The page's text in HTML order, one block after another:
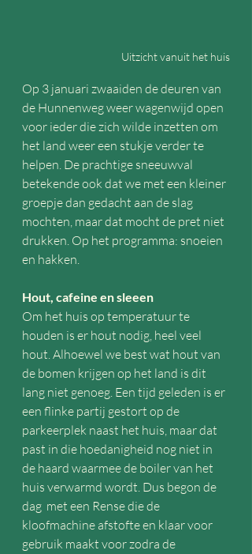
Uitzicht vanuit het huis
Op 3 januari zwaaiden de deuren van
de Hunnenweg weer wagenwijd open
voor ieder die zich wilde inzetten om
het land weer een stukje verder te
helpen. De prachtige sneeuwval
betekende ook dat we met een kleiner
groepje dan gedacht aan de slag
mochten, maar dat mocht de pret niet
drukken. Op het programma: snoeien
en hakken.
Hout, cafeine en sleeen
Om het huis op temperatuur te
houden is er hout nodig, heel veel
hout. Alhoewel we best wat hout van
de bomen krijgen op het land is dit
lang niet genoeg. Een tijd geleden is er
een flinke partij gestort op de
parkeerplek naast het huis, maar dat
past in die hoedanigheid nog niet in
de haard waarmee de boiler van het
huis verwarmd wordt. Dus begon de
dag  met een Rense die de
kloofmachine afstofte en klaar voor
gebruik maakt voor zodra de